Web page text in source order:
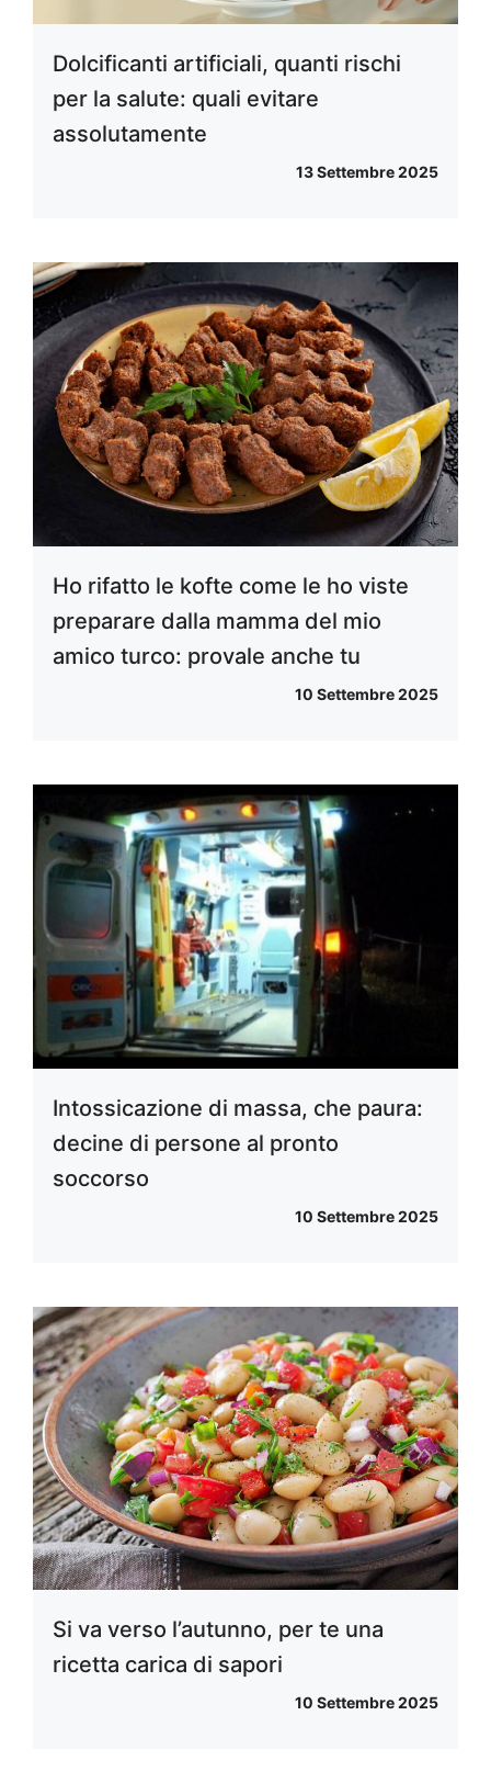
Dolcificanti artificiali, quanti rischi
per la salute: quali evitare
assolutamente
13 Settembre 2025
Ho rifatto le kofte come le ho viste
preparare dalla mamma del mio
amico turco: provale anche tu
10 Settembre 2025
Intossicazione di massa, che paura:
decine di persone al pronto
soccorso
10 Settembre 2025
Si va verso l’autunno, per te una
ricetta carica di sapori
10 Settembre 2025